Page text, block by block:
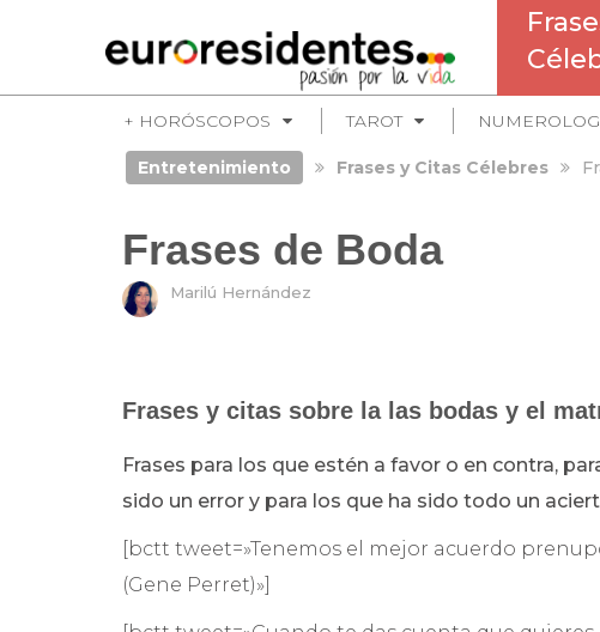
+ HORÓSCOPOS TAROT
Entretenimiento Frases y Citas Célebres
Frases de Boda
Marilú Hernández
Frases y citas sobre la las bodas y el
Frases para los que estén a favor o en contra,
sido un error y para los que ha sido todo un
[bctt tweet=»Tenemos el mejor acuerdo
(Gene Perret)»]